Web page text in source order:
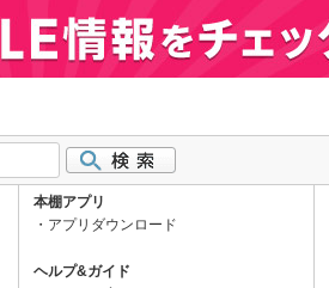
本棚アプリ
アプリダウンロード
ヘルプ&ガイド